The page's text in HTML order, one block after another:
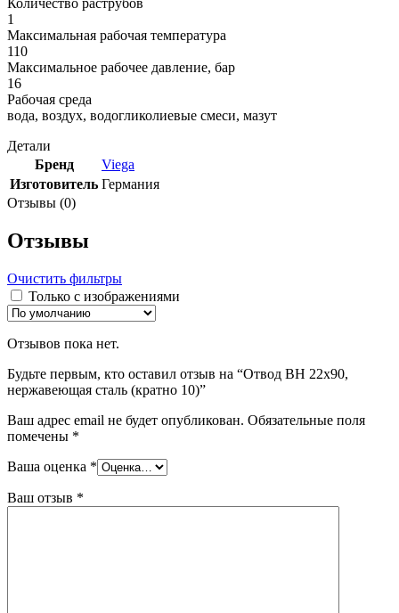
Количество раструбов
1
Максимальная рабочая температура
110
Максимальное рабочее давление, бар
16
Рабочая среда
вода, воздух, водогликолиевые смеси, мазут
Детали
Бренд
Viega
Изготовитель Германия
Отзывы (0)
Отзывы
Очистить фильтры
Только с изображениями
Отзывов пока нет.
Будьте первым, кто оставил отзыв на “Отвод ВН 22х90,
нержавеющая сталь (кратно 10)”
Ваш адрес email не будет опубликован. Обязательные поля
помечены *
Ваша оценка *
Ваш отзыв *